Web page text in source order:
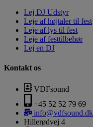
Lej DJ Udstyr
Leje af højtaler til fest
Leje af lys til fest
Leje af festtilbehør
Lej en DJ
Kontakt os
VDFsound
+45 52 52 79 69
info@vdfsound.dk
Hillerødvej 4